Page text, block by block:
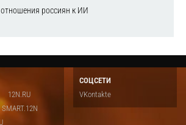
отношения россиян к ИИ
12N.RU
SMART.12N
СОЦСЕТИ
VKontakte